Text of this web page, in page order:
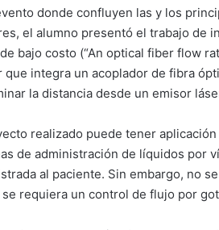
donde confluyen las y los
el alumno presentó el trabajo de
de bajo costo (“An optical fiber flow
que integra un acoplador de fibra
la distancia desde un emisor
realizado puede tener
de administración de líquidos por
al paciente. Sin embargo, no
requiera un control de flujo por